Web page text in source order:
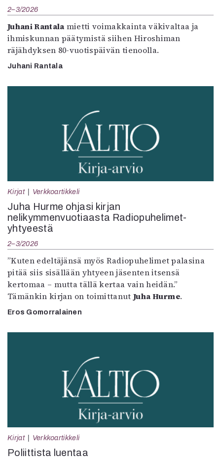
2–3/2026
Juhani Rantala mietti voimakkainta väkivaltaa ja
ihmiskunnan päätymistä siihen Hiroshiman
räjähdyksen 80-vuotispäivän tienoolla.
Juhani Rantala
Kirjat Verkkoartikkeli
Juha Hurme ohjasi kirjan
nelikymmenvuotiaasta Radiopuhelimet-
yhtyeestä
2–3/2026
”Kuten edeltäjänsä myös Radiopuhelimet palasina
pitää siis sisällään yhtyeen jäsenten itsensä
kertomaa – mutta tällä kertaa vain heidän.”
Tämänkin kirjan on toimittanut Juha Hurme.
Eros Gomorralainen
Kirjat Verkkoartikkeli
Poliittista luentaa